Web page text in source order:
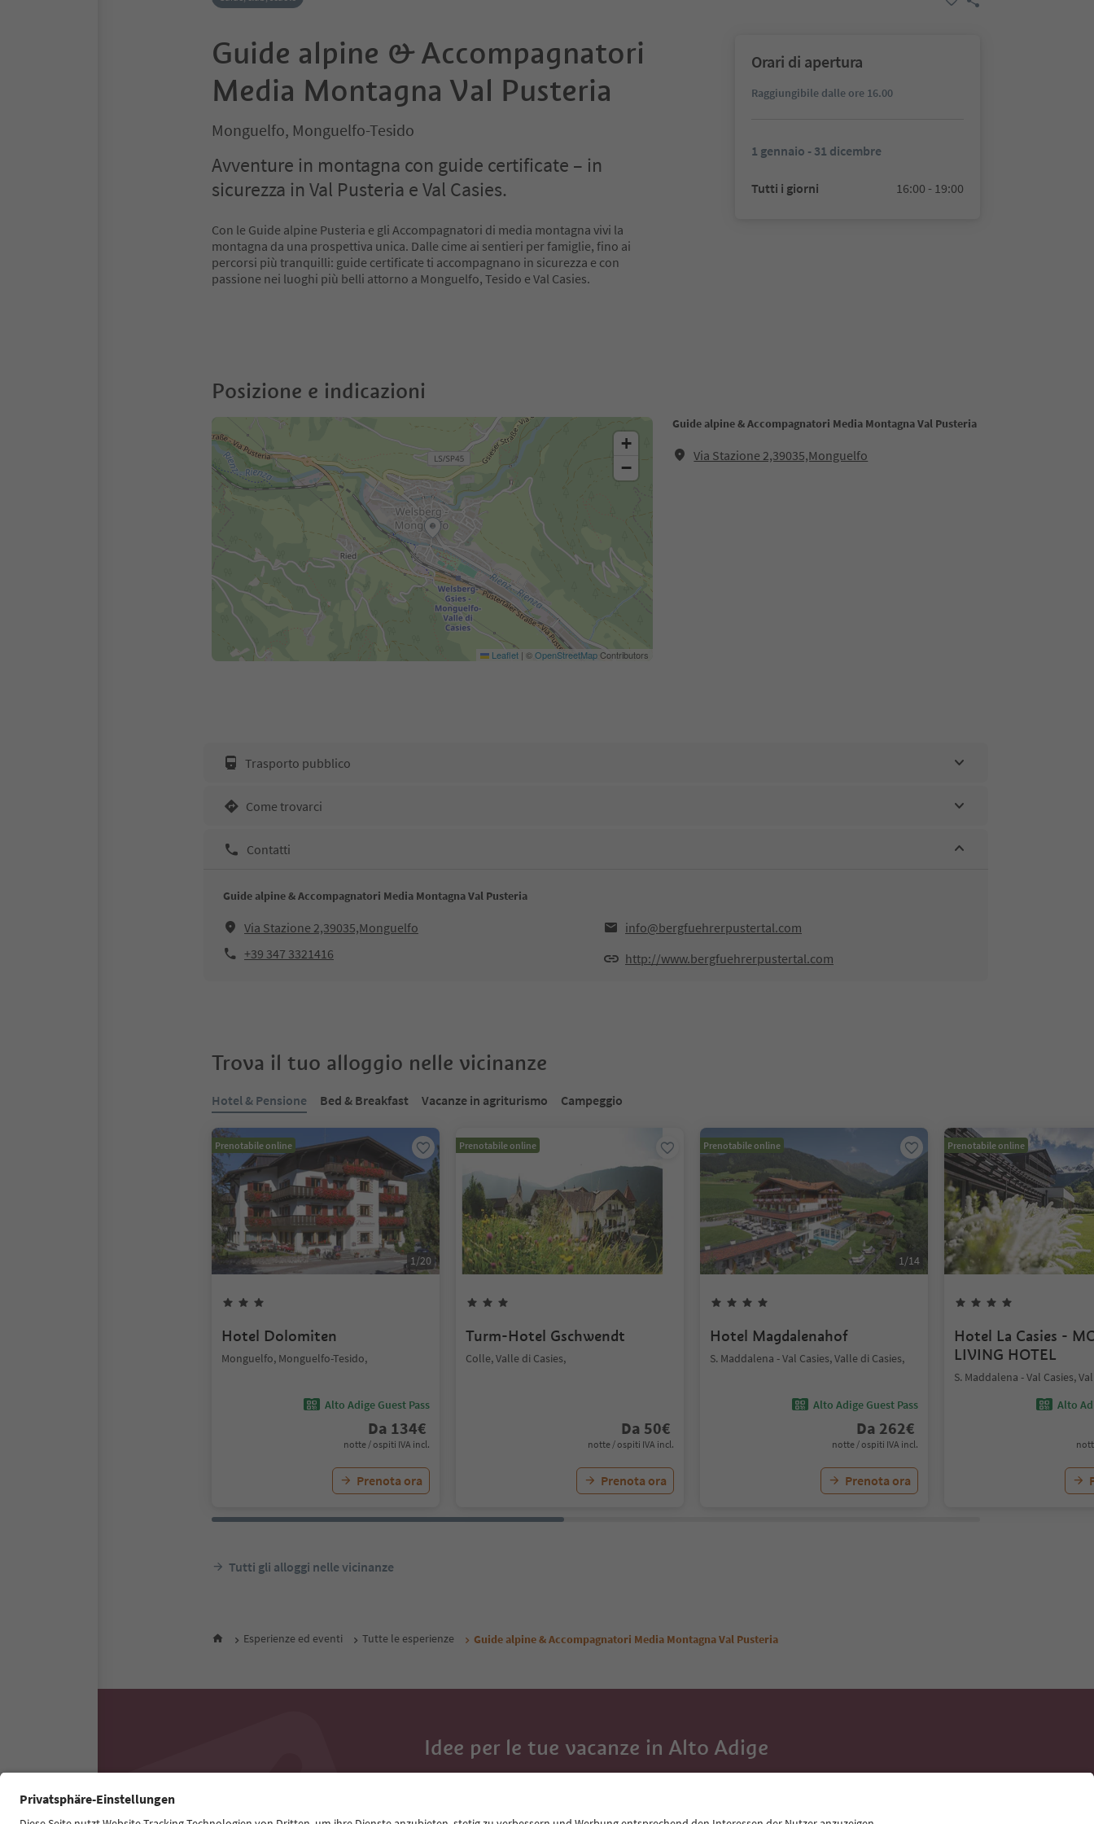
Guide alpine & Accompagnatori
Media Montagna Val Pusteria
Monguelfo, Monguelfo-Tesido
Avventure in montagna con guide certificate – in
sicurezza in Val Pusteria e Val Casies.
Con le Guide alpine Pusteria e gli Accompagnatori di media montagna vivi la
montagna da una prospettiva unica. Dalle cime ai sentieri per famiglie, fino ai
percorsi più tranquilli: guide certificate ti accompagnano in sicurezza e con
passione nei luoghi più belli attorno a Monguelfo, Tesido e Val Casies.
Orari di apertura
Raggiungibile dalle ore 16.00
1 gennaio - 31 dicembre
Tutti i giorni 16:00 - 19:00
Posizione e indicazioni
Guide alpine & Accompagnatori Media Montagna Val Pusteria
Via Stazione 2,39035,Monguelfo
+
−
Leaflet | ©OpenStreetMapContributors
Trasporto pubblico
Come trovarci
Contatti
Guide alpine & Accompagnatori Media Montagna Val Pusteria
Via Stazione 2,39035,Monguelfo
info@bergfuehrerpustertal.com
+39 347 3321416
http://www.bergfuehrerpustertal.com
Trova il tuo alloggio nelle vicinanze
Hotel & Pensione Bed & Breakfast Vacanze in agriturismo Campeggio
Prenotabile online
1/20
Hotel Dolomiten
Monguelfo, Monguelfo-Tesido,
Alto Adige Guest Pass
Da 134€
notte / ospiti IVA incl.
Prenota ora
Prenotabile online
Turm-Hotel Gschwendt
Colle, Valle di Casies,
Da 50€
notte / ospiti IVA incl.
Prenota ora
Prenotabile online
1/14
Hotel Magdalenahof
S. Maddalena - Val Casies, Valle di Casies,
Alto Adige Guest Pass
Da 262€
notte / ospiti IVA incl.
Prenota ora
Prenotabile online
Hotel La Casies -
LIVING HOTEL
S. Maddalena - Val Casies,
Alto
Tutti gli alloggi nelle vicinanze
Esperienze ed eventi Tutte le esperienze Guide alpine & Accompagnatori Media Montagna Val Pusteria
Idee per le tue vacanze in Alto Adige